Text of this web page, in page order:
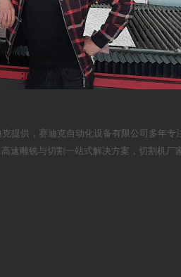
提供，赛迪克自动化设备有限公司多年专
高速雕铣与切割一站式解决方案，切割机厂